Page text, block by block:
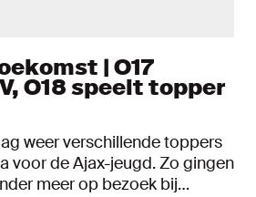
| O17
O18 speelt topper
weer verschillende toppers
voor de Ajax-jeugd. Zo gingen
meer op bezoek bij